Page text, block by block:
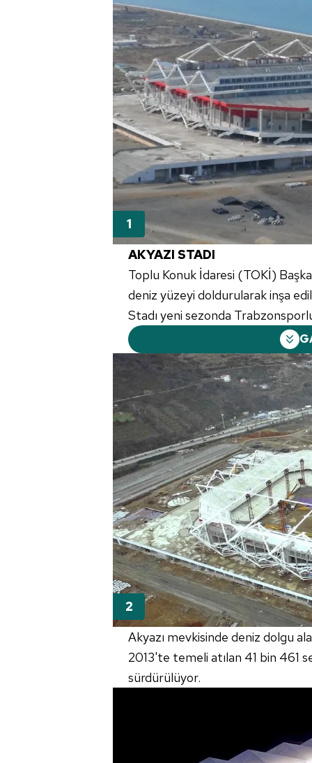
AKYAZI STADI
Toplu Konuk İdaresi (TOKİ)
deniz yüzeyi doldurularak inşa
Stadı yeni sezonda
Akyazı mevkisinde deniz dolgu
2013'te temeli atılan 41 bin 461
sürdürülüyor.